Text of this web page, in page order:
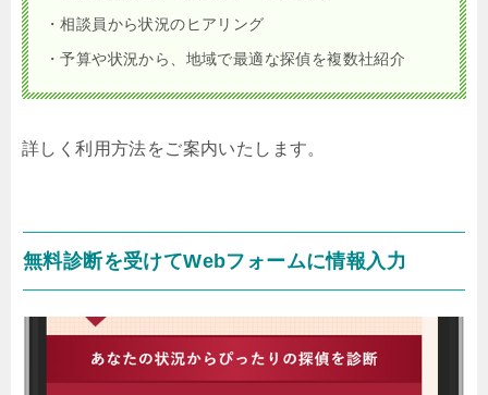
・相談員から状況のヒアリング
・予算や状況から、地域で最適な探偵を複数社紹介
詳しく利用方法をご案内いたします。
無料診断を受けてWebフォームに情報入力